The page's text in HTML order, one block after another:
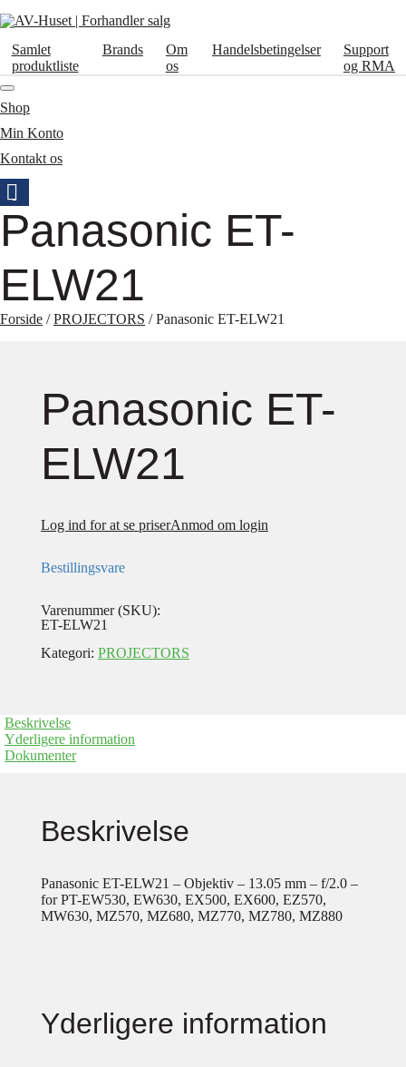
Samlet
produktliste
Brands
Om
os
Handelsbetingelser
Support
og RMA
Shop
Min Konto
Kontakt os
Panasonic ET-
ELW21
Forside /PROJECTORS / Panasonic ET-ELW21
Panasonic ET-
ELW21
Log ind for at se priserAnmod om login
Bestillingsvare
Varenummer (SKU):
ET-ELW21
Kategori: PROJECTORS
Beskrivelse
Yderligere information
Dokumenter
Beskrivelse
Panasonic ET-ELW21 – Objektiv – 13.05 mm – f/2.0 –
for PT-EW530, EW630, EX500, EX600, EZ570,
MW630, MZ570, MZ680, MZ770, MZ780, MZ880
Yderligere information